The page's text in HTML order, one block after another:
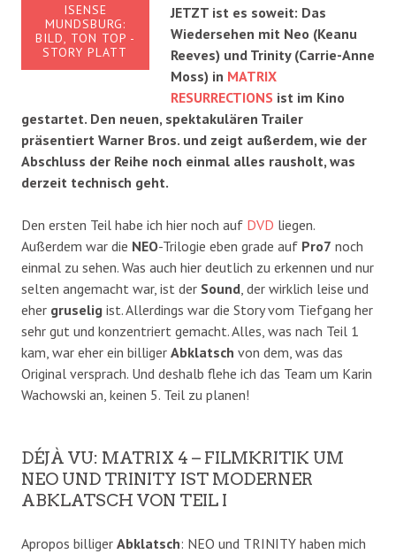
ISENSE
MUNDSBURG:
BILD, TON TOP -
STORY PLATT
JETZT ist es soweit: Das
Wiedersehen mit Neo (Keanu
Reeves) und Trinity (Carrie-Anne
Moss) in MATRIX
RESURRECTIONS ist im Kino
gestartet. Den neuen, spektakulären Trailer
präsentiert Warner Bros. und zeigt außerdem, wie der
Abschluss der Reihe noch einmal alles rausholt, was
derzeit technisch geht.
Den ersten Teil habe ich hier noch auf DVD liegen.
Außerdem war die NEO-Trilogie eben grade auf Pro7 noch
einmal zu sehen. Was auch hier deutlich zu erkennen und nur
selten angemacht war, ist der Sound , der wirklich leise und
eher gruselig ist. Allerdings war die Story vom Tiefgang her
sehr gut und konzentriert gemacht. Alles, was nach Teil 1
kam, war eher ein billiger Abklatsch von dem, was das
Original versprach. Und deshalb flehe ich das Team um Karin
Wachowski an, keinen 5. Teil zu planen!
DÉJÀ VU: MATRIX 4 – FILMKRITIK UM
NEO UND TRINITY IST MODERNER
ABKLATSCH VON TEIL I
Apropos billiger Abklatsch: NEO und TRINITY haben mich